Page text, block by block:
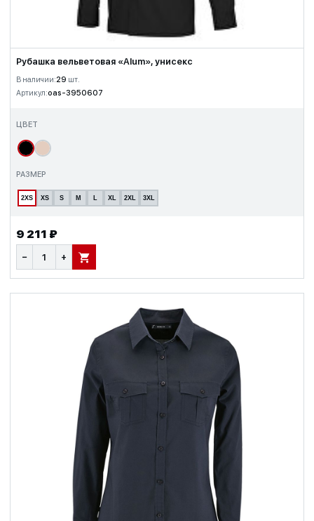
Рубашка вельветовая «Alum», унисекс
В наличии:29 шт.
Артикул:oas-3950607
ЦВЕТ
РАЗМЕР
2XS XS S M L XL 2XL 3XL
9 211 ₽
− + В КОРЗИНУ